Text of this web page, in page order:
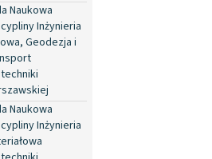
Naukowa
Inżynieria
Geodezja i
Naukowa
Inżynieria